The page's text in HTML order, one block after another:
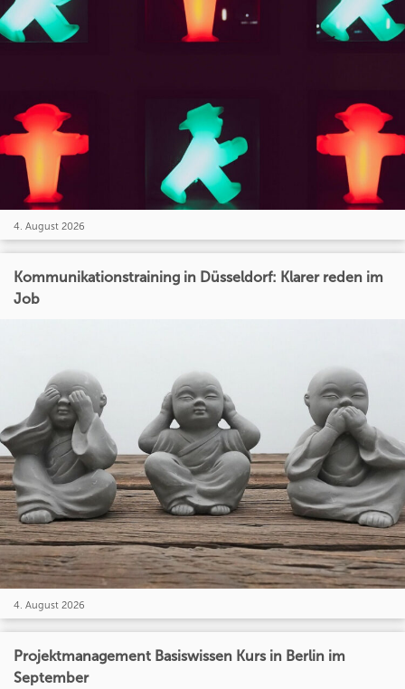
4. August 2026
Kommunikationstraining in Düsseldorf: Klarer reden im
Job
4. August 2026
Projektmanagement Basiswissen Kurs in Berlin im
September